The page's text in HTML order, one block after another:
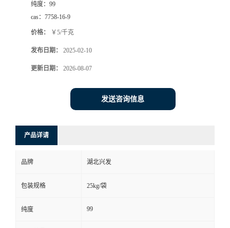
纯度： 99
cas： 7758-16-9
价格： ￥5/千克
发布日期： 2025-02-10
更新日期： 2026-08-07
发送咨询信息
产品详请
品牌 湖北兴发
包装规格 25kg/袋
纯度 99